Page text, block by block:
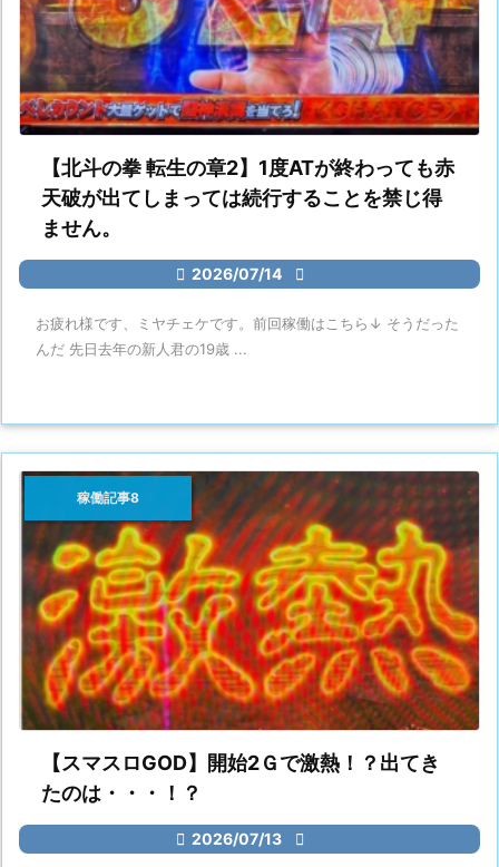
【北斗の拳 転生の章2】1度ATが終わっても赤
天破が出てしまっては続行することを禁じ得
ません。
 2026/07/14 
お疲れ様です、ミヤチェケです。前回稼働はこちら↓ そうだった
んだ 先日去年の新人君の19歳 ...
【スマスロGOD】開始2Ｇで激熱！？出てき
たのは・・・！？
 2026/07/13 
稼働記事8